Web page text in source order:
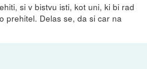
si v bistvu isti, kot uni, ki bi rad
prehitel. Delas se, da si car na